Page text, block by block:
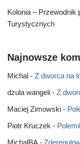
Kolonia – Przewodnik
Turystycznych
Najnowsze
Michal - Z dworca na
dzula wangeli - Z
Maciej Zimowski -
Piotr Kruczek -